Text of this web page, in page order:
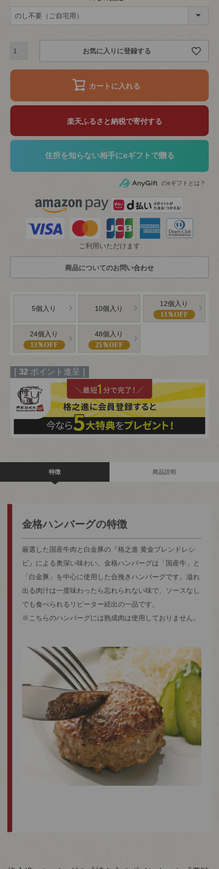
お気に入りに登録する
カートに入れる
楽天ふるさと納税で寄付する
住所を知らない相手にeギフトで贈る
のeギフトとは？
ご利用いただけます
5個入り 10個入り
12個入り
13％OFF
24個入り
13％OFF
48個入り
25％OFF
[ 32 ポイント進呈 ]
特徴 商品説明
金格ハンバーグの特徴
厳選した国産牛肉と白金豚の『格之進 黄金ブレンドレシ
ピ』による奥深い味わい。金格ハンバーグは「国産牛」と
「白金豚」を中心に使用した合挽きハンバーグです。溢れ
出る肉汁は一度味わったら忘れられない味で、ソースなし
でも食べられるリピーター続出の一品です。
※こちらのハンバーグには熟成肉は使用しておりません。